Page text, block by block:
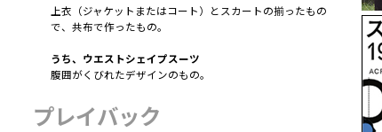
上衣（ジャケットまたはコート）とスカートの揃ったもの
で、共布で作ったもの。
うち、ウエストシェイプスーツ
腹囲がくびれたデザインのもの。
プレイバック